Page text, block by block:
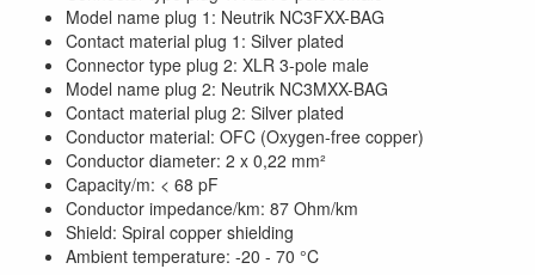
Model name plug 1: Neutrik NC3FXX-BAG
Contact material plug 1: Silver plated
Connector type plug 2: XLR 3-pole male
Model name plug 2: Neutrik NC3MXX-BAG
Contact material plug 2: Silver plated
Conductor material: OFC (Oxygen-free copper)
Conductor diameter: 2 x 0,22 mm²
Capacity/m: < 68 pF
Conductor impedance/km: 87 Ohm/km
Shield: Spiral copper shielding
Ambient temperature: -20 - 70 °C